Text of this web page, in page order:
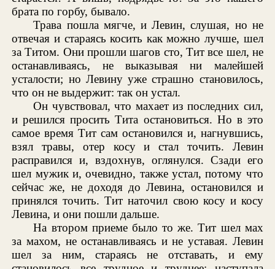
брата по горбу, бывало.
Трава пошла мягче, и Левин, слушая, но не
отвечая и стараясь косить как можно лучше, шел
за Титом. Они прошли шагов сто, Тит все шел, не
останавливаясь, не выказывая ни малейшей
усталости; но Левину уже страшно становилось,
что он не выдержит: так он устал.
Он чувствовал, что махает из последних сил,
и решился просить Тита остановиться. Но в это
самое время Тит сам остановился и, нагнувшись,
взял травы, отер косу и стал точить. Левин
расправился и, вздохнув, оглянулся. Сзади его
шел мужик и, очевидно, также устал, потому что
сейчас же, не доходя до Левина, остановился и
принялся точить. Тит наточил свою косу и косу
Левина, и они пошли дальше.
На втором приеме было то же. Тит шел мах
за махом, не останавливаясь и не уставая. Левин
шел за ним, стараясь не отставать, и ему